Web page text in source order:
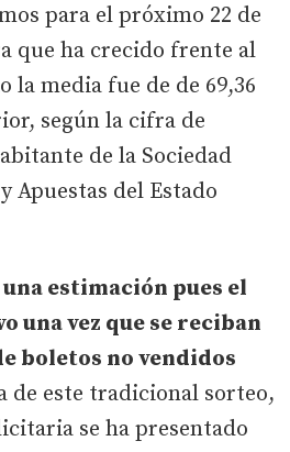
para el próximo 22 de
que ha crecido frente al
la media fue de de 69,36
según la cifra de
de la Sociedad
Apuestas del Estado
estimación pues el
una vez que se reciban
boletos no vendidos
de este tradicional sorteo,
se ha presentado